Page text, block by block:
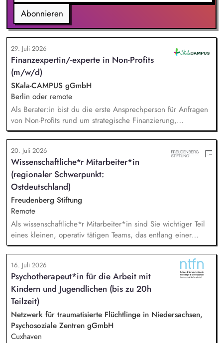
Abonnieren
29. Juli 2026
Finanzexpertin/-experte in Non-Profits
(m/w/d)
SKala-CAMPUS gGmbH
Berlin oder remote
Als Berater:in bist du die erste Ansprechperson für Anfragen
von Non-Profits rund um strategische Finanzierung,
Finanzmanagement und Fundraising. Dabei entwickelst du
den gesamten Prozess von der Anfrage über
Angebotserstellung bis zur eigenverantwortlichen Umsetzung.
Auf Basis der jeweiligen Herausforderungen entwickelst du
passgenaue Beratungsprozesse und berätst Organisationen zu
zentralen Fragen ihrer finanziellen Steuerung und
strategischen Weiterentwicklung.
20. Juli 2026
Wissenschaftliche*r Mitarbeiter*in
(regionaler Schwerpunkt:
Ostdeutschland)
Freudenberg Stiftung
Remote
Als wissenschaftliche*r Mitarbeiter*in sind Sie wichtiger Teil
eines kleinen, operativ tätigen Teams, das entlang einer
klaren Programmatik langfristig soziale Innovation
implementiert. Sie unterstützen die Geschäftsführung bei der
Umsetzung der Stiftungsprogrammatik und entwickeln dabei
die Internationalisierungsstrategie der Stiftung weiter. Sie
übersetzen wissenschaftliche Erkenntnisse in
alltagsangebundene Handlungsansätze entlang unserer
Stiftungsprogrammatik.
16. Juli 2026
Psychotherapeut*in für die Arbeit mit
Kindern und Jugendlichen (bis zu 20h
Teilzeit)
Netzwerk für traumatisierte Flüchtlinge in Niedersachsen,
Psychosoziale Zentren gGmbH
Cuxhaven